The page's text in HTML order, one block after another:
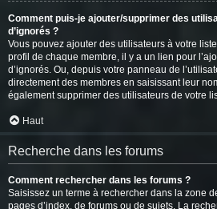
Comment puis-je ajouter/supprimer des
d’ignorés ?
Vous pouvez ajouter des utilisateurs à votre
profil de chaque membre, il y a un lien pour
d’ignorés. Ou, depuis votre panneau de
directement des membres en saisissant leur
également supprimer des utilisateurs de votre
Haut
Recherche dans les forums
Comment rechercher dans les forums ?
Saisissez un terme à rechercher dans la zone
pages d’index, de forums ou de sujets. La